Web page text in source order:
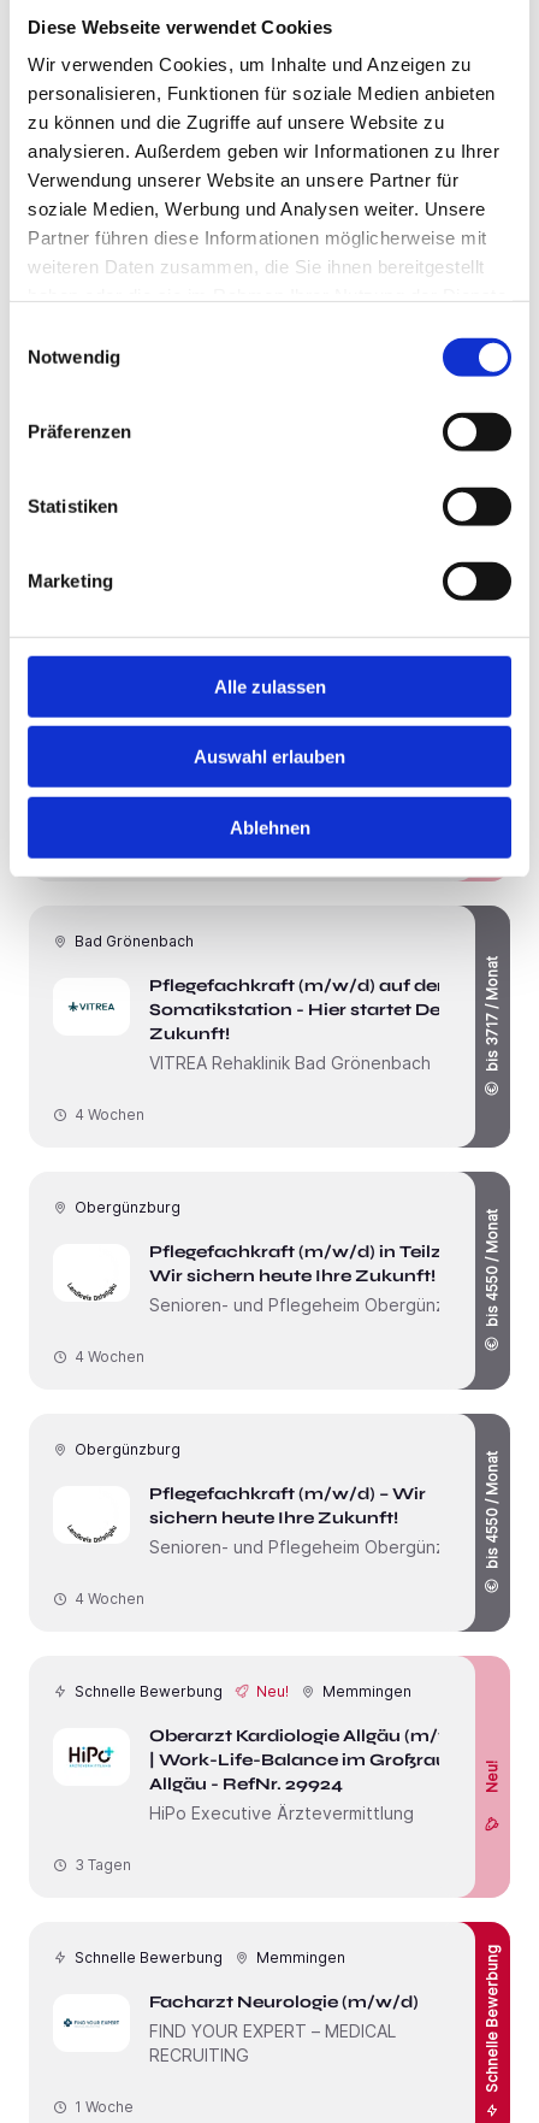
Diese Webseite verwendet Cookies
Wir verwenden Cookies, um Inhalte und Anzeigen zu
personalisieren, Funktionen für soziale Medien anbieten
zu können und die Zugriffe auf unsere Website zu
analysieren. Außerdem geben wir Informationen zu Ihrer
Verwendung unserer Website an unsere Partner für
soziale Medien, Werbung und Analysen weiter. Unsere
Partner führen diese Informationen möglicherweise mit
weiteren Daten zusammen, die Sie ihnen bereitgestellt
Notwendig
Präferenzen
Statistiken
Marketing
Alle zulassen
Auswahl erlauben
Ablehnen
2 Tagen
Neu! Altenstadt
Gerontopsychatrische Fachkraft
(m/w/d) - Werden Sie Teil eines
Neu!
2 Tagen
Palliative Care Fachkraft (m/w/d) -
Werden Sie Teil eines tollen Teams!
Neu!
Sie Teil eines tollen Teams!
compassio - Haus Elfriede
Bad Grönenbach
Pflegefachkraft (m/w/d) auf der
Somatikstation - Hier startet Deine
Zukunft!
VITREA Rehaklinik Bad Grönenbach
bis 3717 / Monat
4 Wochen
Obergünzburg
Pflegefachkraft (m/w/d) in Teilzeit –
Wir sichern heute Ihre Zukunft!
Senioren- und Pflegeheim Obergünzburg
bis 4550 / Monat
4 Wochen
Obergünzburg
Pflegefachkraft (m/w/d) – Wir
sichern heute Ihre Zukunft!
Senioren- und Pflegeheim Obergünzburg
bis 4550 / Monat
4 Wochen
Schnelle Bewerbung Neu! Memmingen
Oberarzt Kardiologie Allgäu (m/w/d)
| Work-Life-Balance im Großraum
Allgäu - RefNr. 29924
HiPo Executive Ärztevermittlung
Neu!
3 Tagen
Schnelle Bewerbung Memmingen
Facharzt Neurologie (m/w/d)
FIND YOUR EXPERT – MEDICAL
RECRUITING
Schnelle Bewerbung
1 Woche